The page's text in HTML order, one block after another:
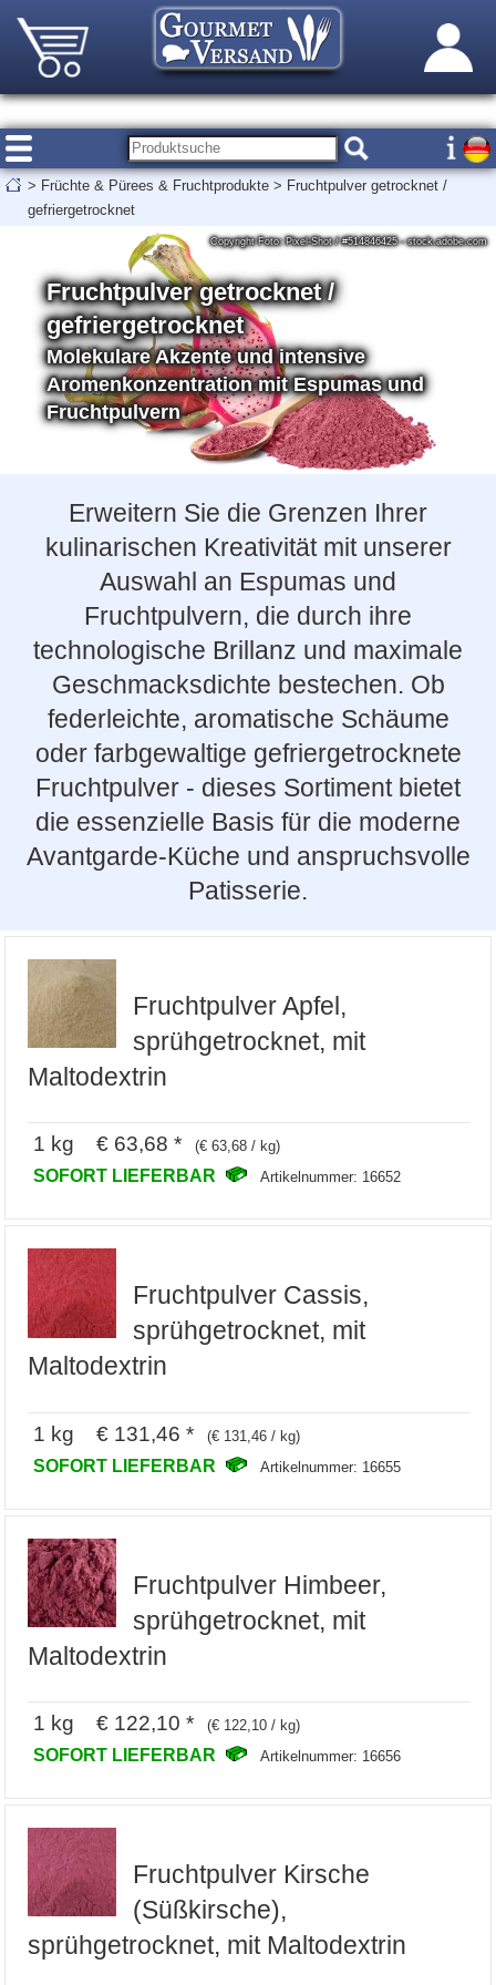
> Früchte & Pürees & Fruchtprodukte > Fruchtpulver getrocknet /
gefriergetrocknet
Fruchtpulver getrocknet /
gefriergetrocknet
Molekulare Akzente und intensive
Aromenkonzentration mit Espumas und
Fruchtpulvern
Copyright Foto: Pixel-Shot / #514846425 - stock.adobe.com
Erweitern Sie die Grenzen Ihrer
kulinarischen Kreativität mit unserer
Auswahl an Espumas und
Fruchtpulvern, die durch ihre
technologische Brillanz und maximale
Geschmacksdichte bestechen. Ob
federleichte, aromatische Schäume
oder farbgewaltige gefriergetrocknete
Fruchtpulver - dieses Sortiment bietet
die essenzielle Basis für die moderne
Avantgarde-Küche und anspruchsvolle
Patisserie.
Fruchtpulver Apfel,
sprühgetrocknet, mit
Maltodextrin
1 kg € 63,68 * (€ 63,68 / kg)
SOFORT LIEFERBAR Artikelnummer: 16652
Fruchtpulver Cassis,
sprühgetrocknet, mit
Maltodextrin
1 kg € 131,46 * (€ 131,46 / kg)
SOFORT LIEFERBAR Artikelnummer: 16655
Fruchtpulver Himbeer,
sprühgetrocknet, mit
Maltodextrin
1 kg € 122,10 * (€ 122,10 / kg)
SOFORT LIEFERBAR Artikelnummer: 16656
Fruchtpulver Kirsche
(Süßkirsche),
sprühgetrocknet, mit Maltodextrin